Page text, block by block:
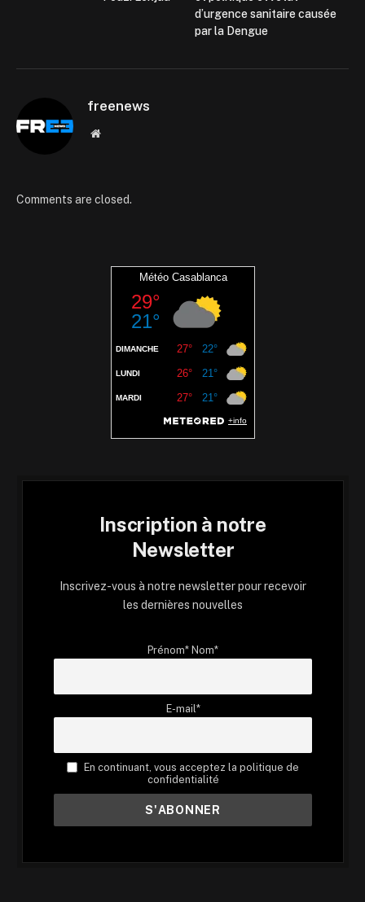
d’urgence sanitaire causée
par la Dengue
freenews
Website
Comments are closed.
Inscription à notre
Newsletter
Inscrivez-vous à notre newsletter pour recevoir
les dernières nouvelles
Prénom* Nom*
E-mail*
En continuant, vous acceptez la politique de
confidentialité